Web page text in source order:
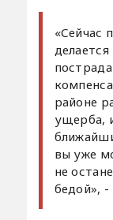
«Сейчас
районе
ущерба,
вы уже
не
бедой»,